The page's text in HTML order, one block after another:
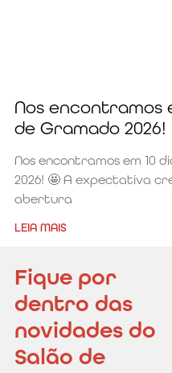
Nos encontramos
de Gramado 2026!
Nos encontramos em 10
2026! 🤩 A expectativa
abertura
LEIA MAIS
Fique por
dentro das
novidades do
Salão de